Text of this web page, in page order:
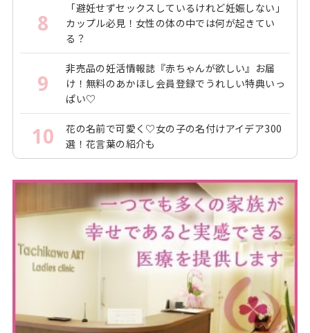
8
「避妊せずセックスしているけれど妊娠しない」
カップル必見！女性の体の中では何が起きてい
る？
9
非売品の妊活情報誌『赤ちゃんが欲しい』お届
け！無料のあかほし会員登録でうれしい特典いっ
ぱい♡
10
花の名前で可愛く♡女の子の名付けアイデア300
選！花言葉の紹介も